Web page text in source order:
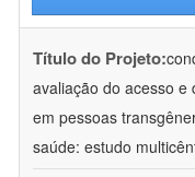
Título do Projeto:
avaliação do acesso e
em pessoas
saúde: estudo